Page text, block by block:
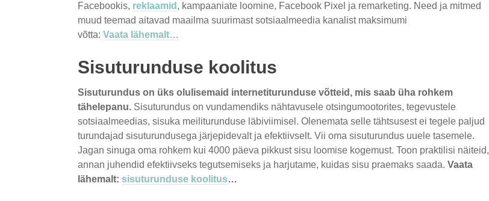
Facebookis, reklaamid , kampaaniate loomine, Facebook Pixel ja remarketing. Need ja mitmed
muud teemad aitavad maailma suurimast sotsiaalmeedia kanalist maksimumi
võtta: Vaata lähemalt…
Sisuturunduse koolitus
Sisuturundus on üks olulisemaid internetiturunduse võtteid, mis saab üha rohkem
tähelepanu. Sisuturundus on vundamendiks nähtavusele otsingumootorites, tegevustele
sotsiaalmeedias, sisuka meiliturunduse läbiviimisel. Olenemata selle tähtsusest ei tegele paljud
turundajad sisuturundusega järjepidevalt ja efektiivselt. Vii oma sisuturundus uuele tasemele.
Jagan sinuga oma rohkem kui 4000 päeva pikkust sisu loomise kogemust. Toon praktilisi näiteid,
annan juhendid efektiivseks tegutsemiseks ja harjutame, kuidas sisu praemaks saada. Vaata
lähemalt: sisuturunduse koolitus…